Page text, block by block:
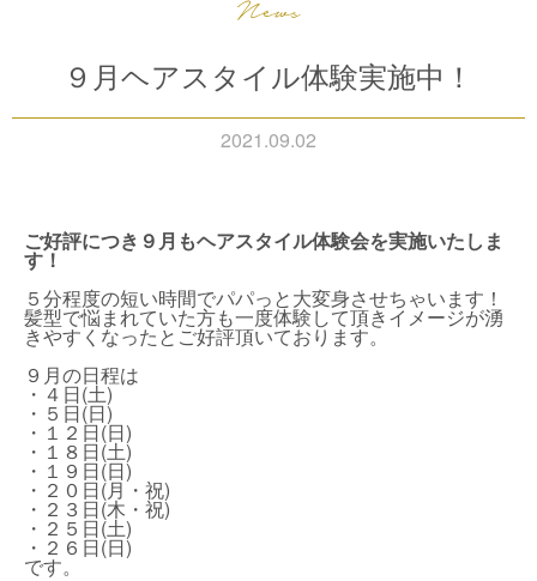
９月ヘアスタイル体験実施中！
2021.09.02
ご好評につき９月もヘアスタイル体験会を実施いたしま
す！
５分程度の短い時間でパパっと大変身させちゃいます！
髪型で悩まれていた方も一度体験して頂きイメージが湧
きやすくなったとご好評頂いております。
９月の日程は
・４日(土)
・５日(日)
・１２日(日)
・１８日(土)
・１９日(日)
・２０日(月・祝)
・２３日(木・祝)
・２５日(土)
・２６日(日)
です。